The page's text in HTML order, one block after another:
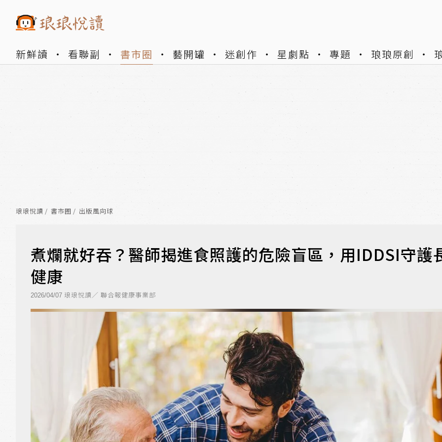
新鮮讀 看聯副 書市圈 藝開罐 迷創作 星劇點 專題 琅琅原創
琅琅悅讀 書市圈 出版風向球
煮爛就好吞？醫師揭進食照護的危險盲區，用IDDSI守護
健康
2026/04/07 琅琅悅讀／ 聯合報健康事業部